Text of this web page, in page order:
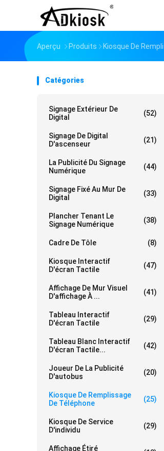
Aperçu Produits Kiosque De
Catégories
Signage Extérieur De
Digital
(52)
Signage De Digital
D'ascenseur
(21)
La Publicité Du Signage
Numérique
(44)
Signage Fixé Au Mur De
Digital
(33)
Plancher Tenant Le
Signage Numérique
(38)
Cadre De Tôle (8)
Kiosque Interactif
D'écran Tactile
(47)
Affichage De Mur Visuel
D'affichage À ...
(41)
Tableau Interactif
D'écran Tactile
(29)
Tableau Blanc Interactif
D'écran Tactile...
(42)
Joueur De La Publicité
D'autobus
(20)
Kiosque De Remplissage
De Téléphone
(25)
Kiosque De Service
D'individu
(29)
Affichage Étiré